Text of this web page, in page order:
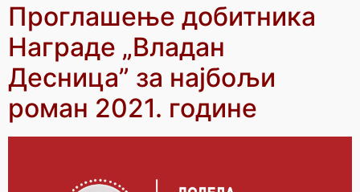
Проглашење добитника
Награде „Владан
Десница” за најбољи
роман 2021. године